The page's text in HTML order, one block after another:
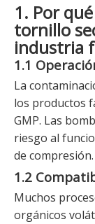
1. Por
tornillo
industria
1.1
La
los productos
GMP. Las
riesgo al
de compresión.
1.2
Muchos
orgánicos